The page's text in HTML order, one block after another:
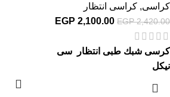
كراسى, كراسى انتظار
EGP2,420.00
EGP 2,100.00
كرسى شبك طبى انتظار سى
نيكل